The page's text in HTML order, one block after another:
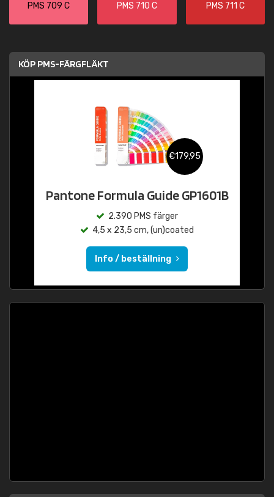
PMS 709 C PMS 710 C PMS 711 C
KÖP PMS-FÄRGFLÄKT
€179,95
Pantone Formula Guide GP1601B
2.390 PMS färger
4,5 x 23,5 cm, (un)coated
Info / beställning